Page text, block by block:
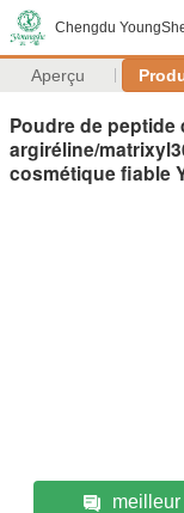
Chengdu
Aperçu
Poudre de
argiréline/
cosmétique fiable
meilleur